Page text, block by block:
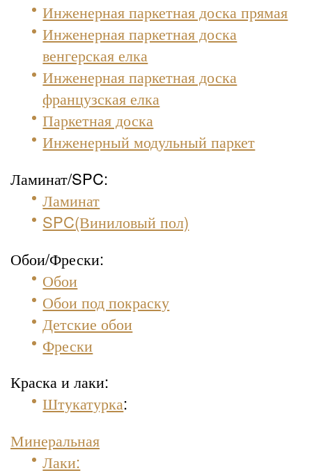
Инженерная паркетная доска прямая
Инженерная паркетная доска
венгерская елка
Инженерная паркетная доска
французская елка
Паркетная доска
Инженерный модульный паркет
Ламинат/SPC:
Ламинат
SPC(Виниловый пол)
Обои/Фрески:
Обои
Обои под покраску
Детские обои
Фрески
Краска и лаки:
Штукатурка:
Минеральная
Лаки: